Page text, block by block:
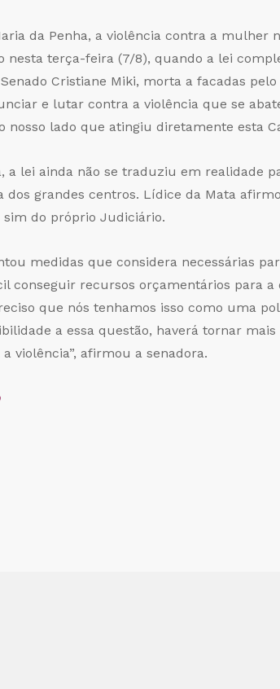
da Penha, a violência contra a mulher
nesta terça-feira (7/8), quando a lei
Cristiane Miki, morta a facadas
e lutar contra a violência que se
nosso lado que atingiu diretamente esta
a lei ainda não se traduziu em realidade
dos grandes centros. Lídice da Mata
sim do próprio Judiciário.
medidas que considera necessárias
conseguir recursos orçamentários para
que nós tenhamos isso como uma
a essa questão, haverá tornar
violência”, afirmou a senadora.